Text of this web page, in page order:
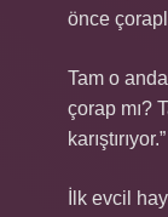
önce
Tam o
çorap mı?
karıştırıyor.”
İlk evcil